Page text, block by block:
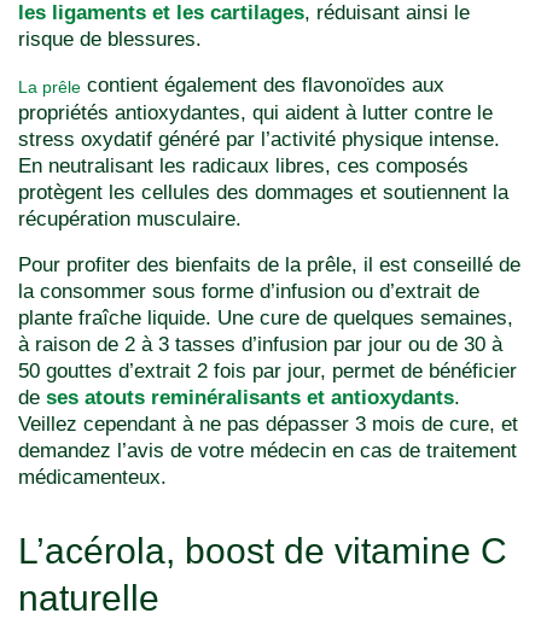
les ligaments et les cartilages, réduisant ainsi le
risque de blessures.
La prêle contient également des flavonoïdes aux
propriétés antioxydantes, qui aident à lutter contre le
stress oxydatif généré par l’activité physique intense.
En neutralisant les radicaux libres, ces composés
protègent les cellules des dommages et soutiennent la
récupération musculaire.
Pour profiter des bienfaits de la prêle, il est conseillé de
la consommer sous forme d’infusion ou d’extrait de
plante fraîche liquide. Une cure de quelques semaines,
à raison de 2 à 3 tasses d’infusion par jour ou de 30 à
50 gouttes d’extrait 2 fois par jour, permet de bénéficier
de ses atouts reminéralisants et antioxydants.
Veillez cependant à ne pas dépasser 3 mois de cure, et
demandez l’avis de votre médecin en cas de traitement
médicamenteux.
L’acérola, boost de vitamine C
naturelle